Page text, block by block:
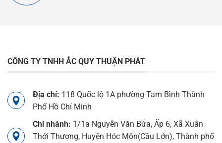
CÔNG TY TNHH ẮC QUY THUẬN PHÁT
Địa chỉ: 118 Quốc lộ 1A phường Tam Bình Thành
Phố Hồ Chí Minh
Chi nhánh: 1/1a Nguyễn Văn Bứa, Ấp 6, Xã Xuân
Thới Thượng, Huyện Hóc Môn(Cầu Lớn), Thành phố